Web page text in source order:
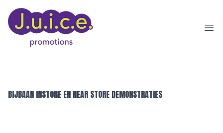
BIJBAAN INSTORE EN NEAR STORE DEMONSTRATIES